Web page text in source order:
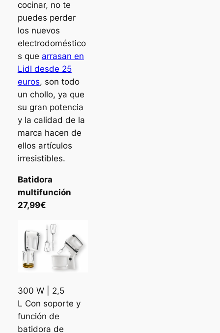
cocinar, no te
puedes perder
los nuevos
electrodoméstico
s que arrasan en
Lidl desde 25
euros, son todo
un chollo, ya que
su gran potencia
y la calidad de la
marca hacen de
ellos artículos
irresistibles.
Batidora
multifunción
27,99€
300 W | 2,5
L Con soporte y
función de
batidora de